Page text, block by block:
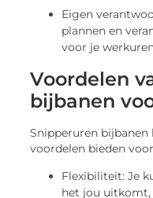
Eigen
plannen en
voor je
Voordelen
bijbanen
Snipperuren bijbanen
voordelen bieden
Flexibiliteit: Je
het jou uitkomt,